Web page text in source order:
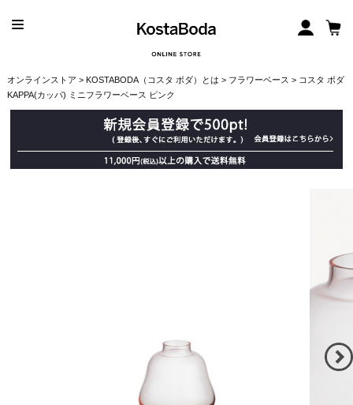
オンラインストア > KOSTABODA（コスタ ボダ）とは > フラワーベース > コスタ ボダ
KAPPA(カッパ) ミニフラワーベース ピンク